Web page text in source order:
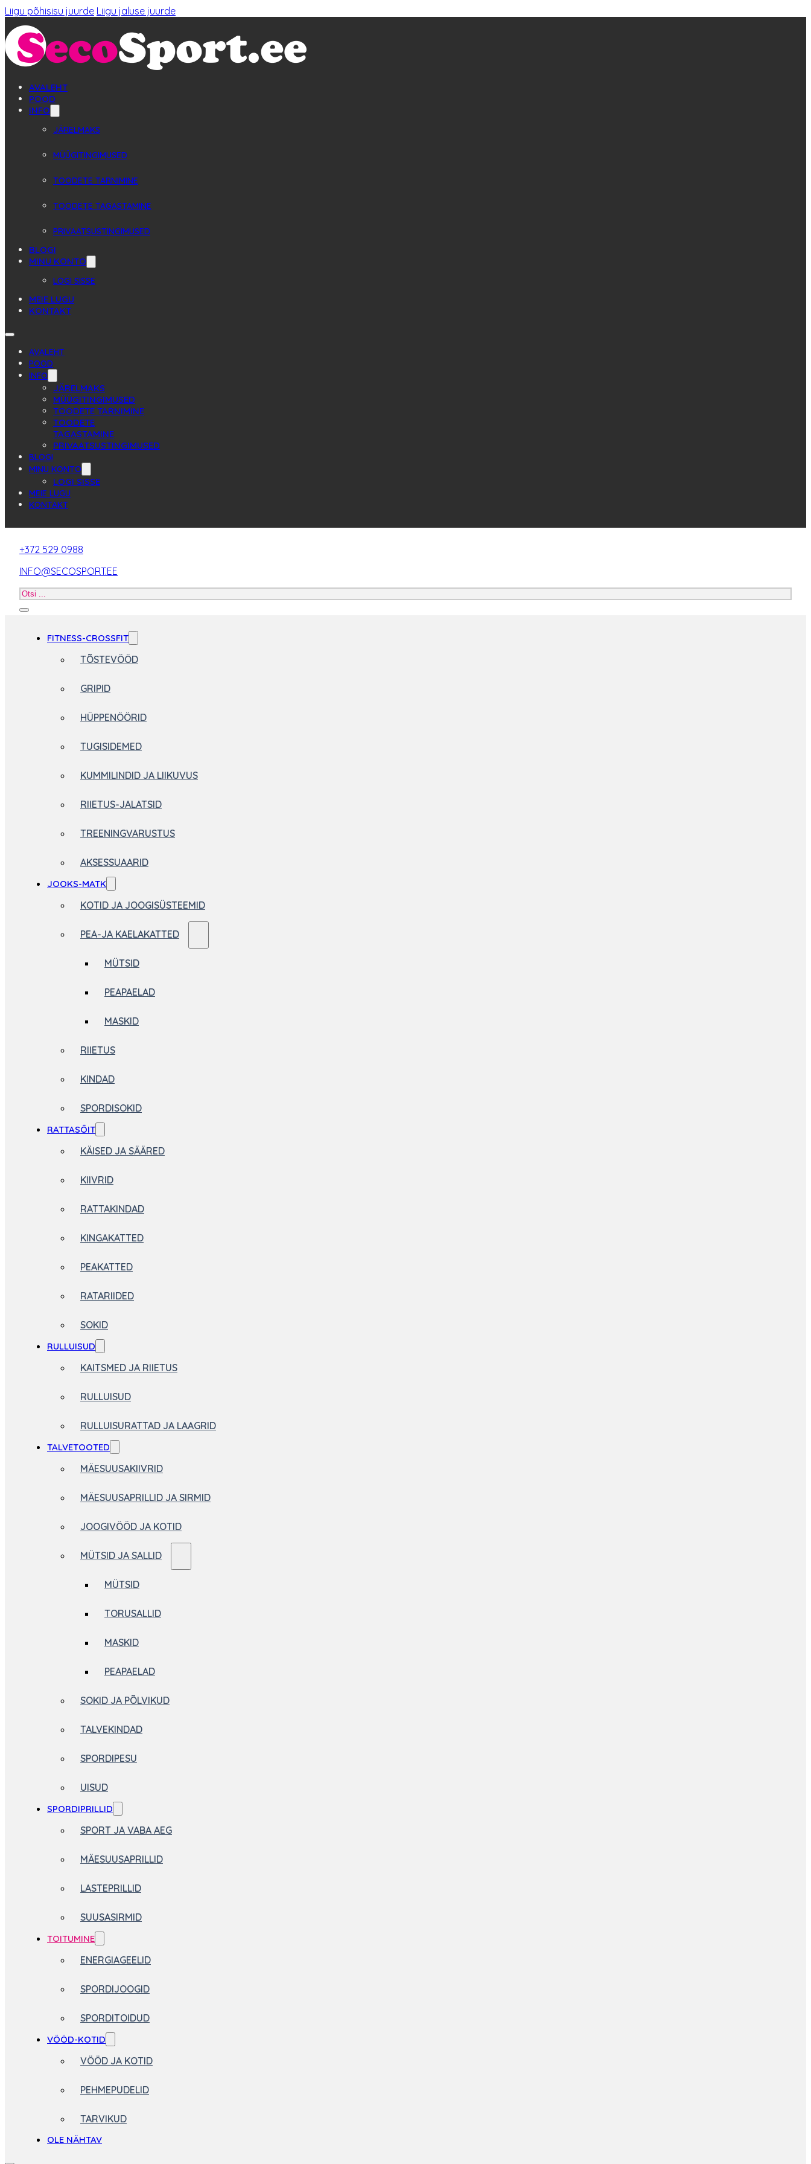
Liigu põhisisu juurde Liigu jaluse juurde
AVALEHT
POOD
INFO
JÄRELMAKS
MÜÜGITINGIMUSED
TOODETE TARNIMINE
TOODETE TAGASTAMINE
PRIVAATSUSTINGIMUSED
BLOGI
MINU KONTO
LOGI SISSE
MEIE LUGU
KONTAKT
AVALEHT
POOD
INFO
JÄRELMAKS
MÜÜGITINGIMUSED
TOODETE TARNIMINE
TOODETE
TAGASTAMINE
PRIVAATSUSTINGIMUSED
BLOGI
MINU KONTO
LOGI SISSE
MEIE LUGU
KONTAKT
+372 529 0988
INFO@SECOSPORT.EE
Otsi
FITNESS-CROSSFIT
TÕSTEVÖÖD
GRIPID
HÜPPENÖÖRID
TUGISIDEMED
KUMMILINDID JA LIIKUVUS
RIIETUS-JALATSID
TREENINGVARUSTUS
AKSESSUAARID
JOOKS-MATK
KOTID JA JOOGISÜSTEEMID
PEA-JA KAELAKATTED
MÜTSID
PEAPAELAD
MASKID
RIIETUS
KINDAD
SPORDISOKID
RATTASÕIT
KÄISED JA SÄÄRED
KIIVRID
RATTAKINDAD
KINGAKATTED
PEAKATTED
RATARIIDED
SOKID
RULLUISUD
KAITSMED JA RIIETUS
RULLUISUD
RULLUISURATTAD JA LAAGRID
TALVETOOTED
MÄESUUSAKIIVRID
MÄESUUSAPRILLID JA SIRMID
JOOGIVÖÖD JA KOTID
MÜTSID JA SALLID
MÜTSID
TORUSALLID
MASKID
PEAPAELAD
SOKID JA PÕLVIKUD
TALVEKINDAD
SPORDIPESU
UISUD
SPORDIPRILLID
SPORT JA VABA AEG
MÄESUUSAPRILLID
LASTEPRILLID
SUUSASIRMID
TOITUMINE
ENERGIAGEELID
SPORDIJOOGID
SPORDITOIDUD
VÖÖD-KOTID
VÖÖD JA KOTID
PEHMEPUDELID
TARVIKUD
OLE NÄHTAV